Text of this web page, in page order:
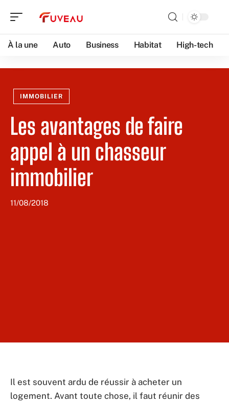
À la une Auto Business Habitat High-tech
IMMOBILIER
Les avantages de faire
appel à un chasseur
immobilier
11/08/2018
Il est souvent ardu de réussir à acheter un
logement. Avant toute chose, il faut réunir des